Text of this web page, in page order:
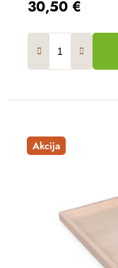
30,50 €
Akcija